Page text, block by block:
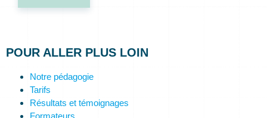
POUR ALLER PLUS LOIN
Notre pédagogie
Tarifs
Résultats et témoignages
Formateurs